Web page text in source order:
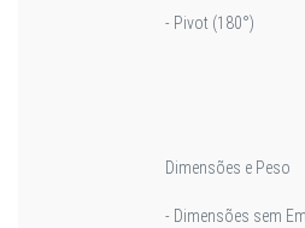
- Pivot (180°)
Dimensões e Peso
- Dimensões sem